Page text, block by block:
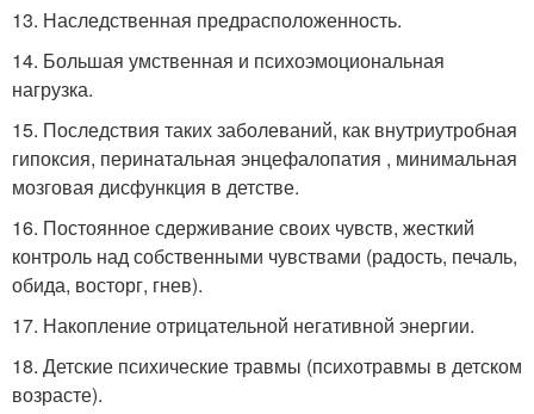
13. Наследственная предрасположенность.
14. Большая умственная и психоэмоциональная
нагрузка.
15. Последствия таких заболеваний, как внутриутробная
гипоксия, перинатальная энцефалопатия , минимальная
мозговая дисфункция в детстве.
16. Постоянное сдерживание своих чувств, жесткий
контроль над собственными чувствами (радость, печаль,
обида, восторг, гнев).
17. Накопление отрицательной негативной энергии.
18. Детские психические травмы (психотравмы в детском
возрасте).